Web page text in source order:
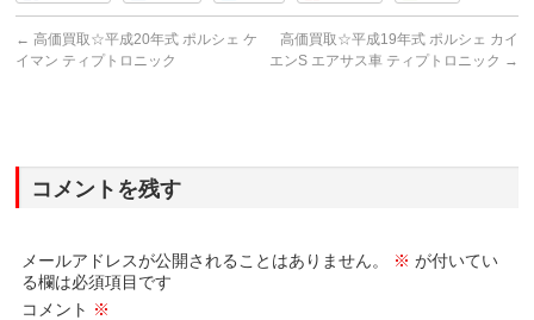
← 高価買取☆平成20年式 ポルシェ ケ
イマン ティプトロニック
高価買取☆平成19年式 ポルシェ カイ
エンS エアサス車 ティプトロニック →
コメントを残す
メールアドレスが公開されることはありません。 ※ が付いてい
る欄は必須項目です
コメント ※